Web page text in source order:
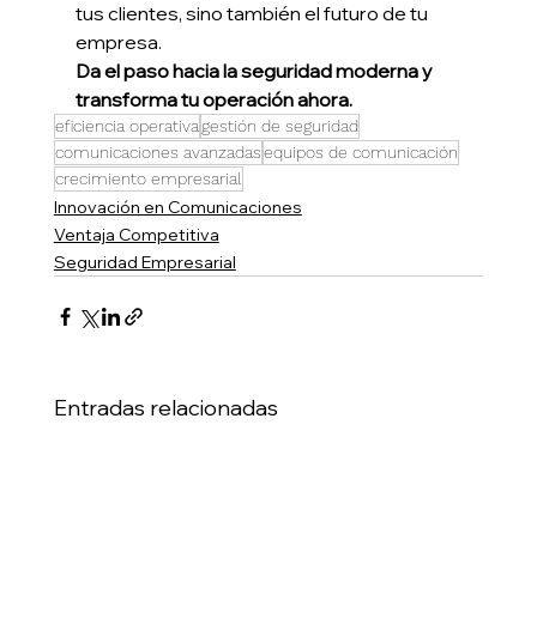
tus clientes, sino también el futuro de tu
empresa.
Da el paso hacia la seguridad moderna y
transforma tu operación ahora.
eficiencia operativagestión de seguridad
comunicaciones avanzadasequipos de comunicación
crecimiento empresarial
Innovación en Comunicaciones
Ventaja Competitiva
Seguridad Empresarial
Entradas relacionadas